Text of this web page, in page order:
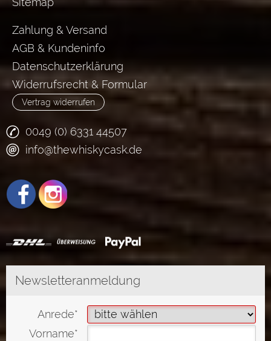
Zahlung & Versand
AGB & Kundeninfo
Datenschutzerklärung
Widerrufsrecht & Formular
Vertrag widerrufen
0049 (0) 6331 44507
info@thewhiskycask.de